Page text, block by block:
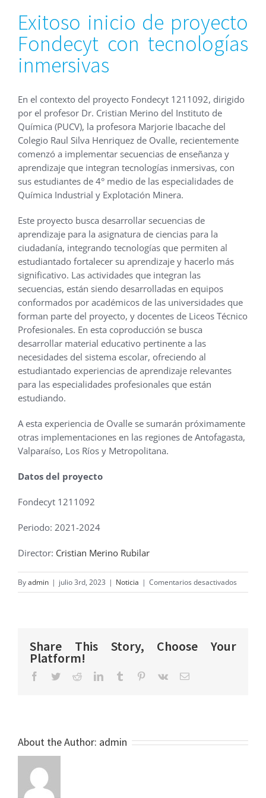
Exitoso inicio de proyecto
Fondecyt con tecnologías
inmersivas
En el contexto del proyecto Fondecyt 1211092, dirigido
por el profesor Dr. Cristian Merino del Instituto de
Química (PUCV), la profesora Marjorie Ibacache del
Colegio Raul Silva Henriquez de Ovalle, recientemente
comenzó a implementar secuencias de enseñanza y
aprendizaje que integran tecnologías inmersivas, con
sus estudiantes de 4° medio de las especialidades de
Química Industrial y Explotación Minera.
Este proyecto busca desarrollar secuencias de
aprendizaje para la asignatura de ciencias para la
ciudadanía, integrando tecnologías que permiten al
estudiantado fortalecer su aprendizaje y hacerlo más
significativo. Las actividades que integran las
secuencias, están siendo desarrolladas en equipos
conformados por académicos de las universidades que
forman parte del proyecto, y docentes de Liceos Técnico
Profesionales. En esta coproducción se busca
desarrollar material educativo pertinente a las
necesidades del sistema escolar, ofreciendo al
estudiantado experiencias de aprendizaje relevantes
para las especialidades profesionales que están
estudiando.
A esta experiencia de Ovalle se sumarán próximamente
otras implementaciones en las regiones de Antofagasta,
Valparaíso, Los Ríos y Metropolitana.
Datos del proyecto
Fondecyt 1211092
Periodo: 2021-2024
Director: Cristian Merino Rubilar
Byadmin | julio 3rd, 2023 | Noticia | Comentarios desactivados
Exitoso
Share This Story, Choose Your
Platform!
Facebook
TwitterRedditLinkedInTumblr Pinterest
Vk Email
About the Author: admin